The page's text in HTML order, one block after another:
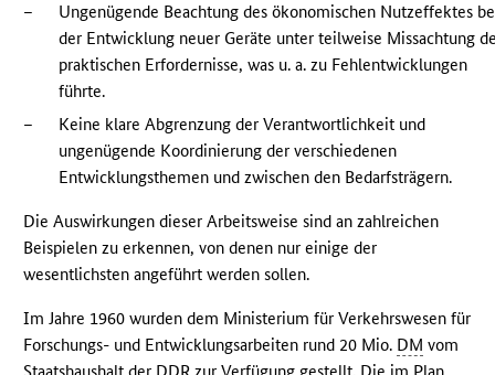
–
Ungenügende Beachtung des ökonomischen Nutzeffektes
der Entwicklung neuer Geräte unter teilweise Missachtung
praktischen Erfordernisse, was u. a. zu Fehlentwicklungen
führte.
–
Keine klare Abgrenzung der Verantwortlichkeit und
ungenügende Koordinierung der verschiedenen
Entwicklungsthemen und zwischen den Bedarfsträgern.
Die Auswirkungen dieser Arbeitsweise sind an zahlreichen
Beispielen zu erkennen, von denen nur einige der
wesentlichsten angeführt werden sollen.
Im Jahre 1960 wurden dem Ministerium für Verkehrswesen für
Forschungs- und Entwicklungsarbeiten rund 20 Mio. DM vom